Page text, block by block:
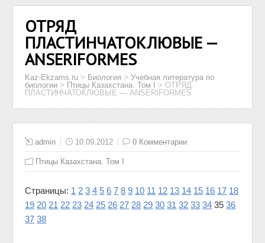
ОТРЯД
ПЛАСТИНЧАТОКЛЮВЫЕ —
ANSERIFORMES
Kaz-Ekzams.ru > Биология >Учебная литература по
биологии > Птицы Казахстана. Том I >ОТРЯД
ПЛАСТИНЧАТОКЛЮВЫЕ — ANSERIFORMES
admin 10.09.2012 0 Комментарии
Птицы Казахстана. Том I
Страницы: 1 2 3 4 5 6 7 8 9 10 11 12 13 14 15 16 17 18
19 20 21 22 23 24 25 26 27 28 29 30 31 32 33 34 35 36
37 38